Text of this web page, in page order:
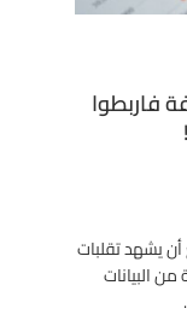
فاربطوا
أن يشهد تقلبات
البيانات